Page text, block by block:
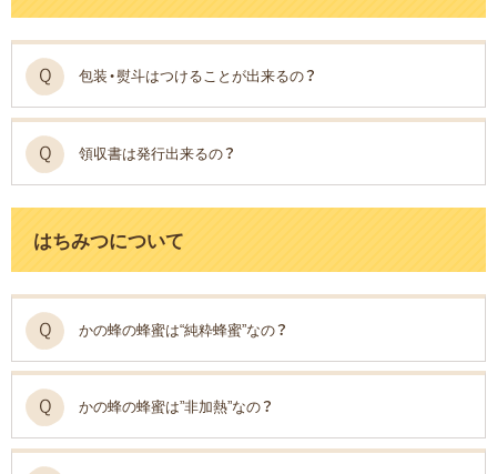
包装・熨斗はつけることが出来るの？
領収書は発行出来るの？
はちみつについて
かの蜂の蜂蜜は“純粋蜂蜜”なの？
かの蜂の蜂蜜は”非加熱”なの？